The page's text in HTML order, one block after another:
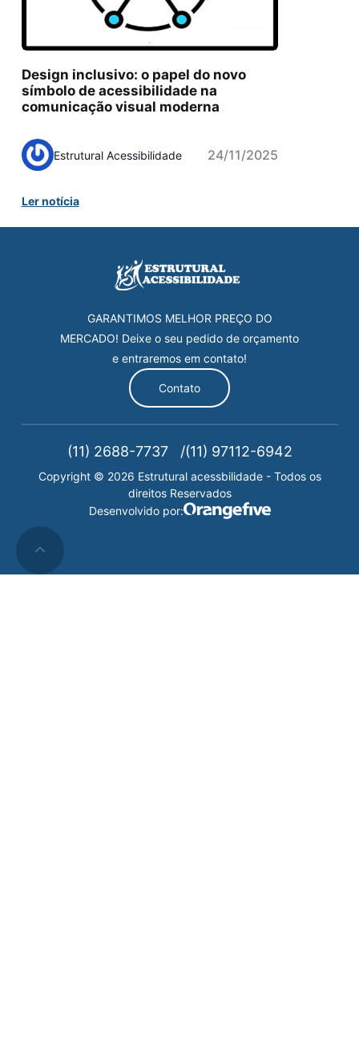
Design inclusivo: o papel do novo
símbolo de acessibilidade na
comunicação visual moderna
Estrutural Acessibilidade 24/11/2025
Ler notícia
GARANTIMOS MELHOR PREÇO DO
MERCADO! Deixe o seu pedido de orçamento
e entraremos em contato!
Contato
(11) 2688-7737 (11) 97112-6942
Copyright © 2026 Estrutural acessbilidade - Todos os
direitos Reservados
Desenvolvido por: